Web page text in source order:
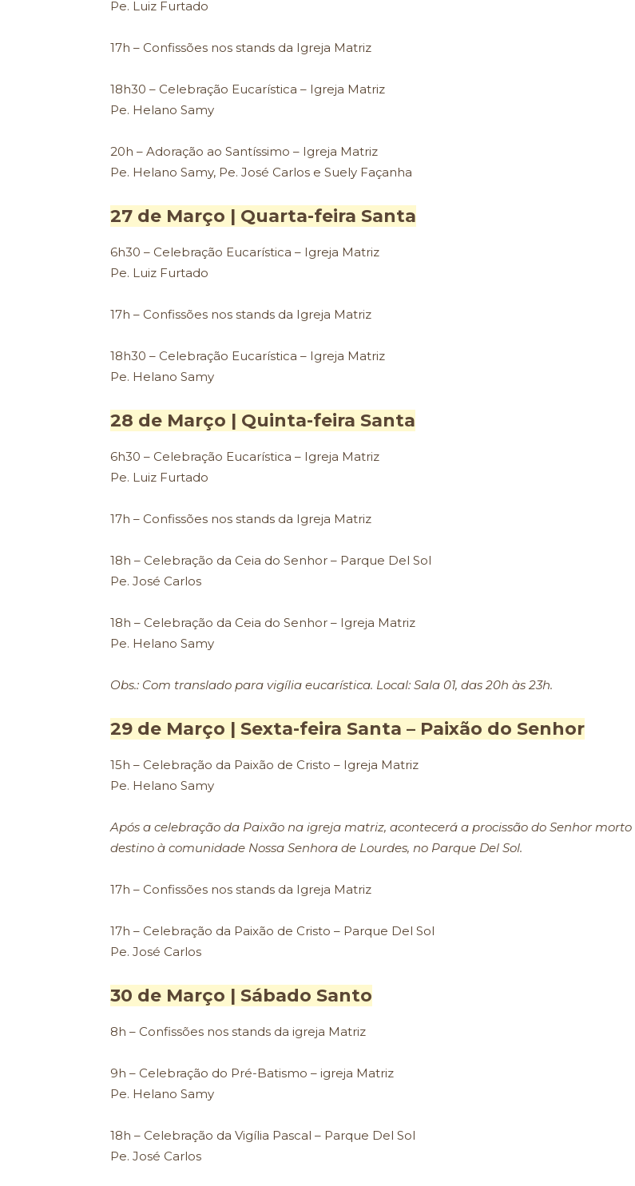
Pe. Luiz Furtado
17h – Confissões nos stands da Igreja Matriz
18h30 – Celebração Eucarística – Igreja Matriz
Pe. Helano Samy
20h – Adoração ao Santíssimo – Igreja Matriz
Pe. Helano Samy, Pe. José Carlos e Suely Façanha
27 de Março | Quarta-feira Santa
6h30 – Celebração Eucarística – Igreja Matriz
Pe. Luiz Furtado
17h – Confissões nos stands da Igreja Matriz
18h30 – Celebração Eucarística – Igreja Matriz
Pe. Helano Samy
28 de Março | Quinta-feira Santa
6h30 – Celebração Eucarística – Igreja Matriz
Pe. Luiz Furtado
17h – Confissões nos stands da Igreja Matriz
18h – Celebração da Ceia do Senhor – Parque Del Sol
Pe. José Carlos
18h – Celebração da Ceia do Senhor – Igreja Matriz
Pe. Helano Samy
Obs.: Com translado para vigília eucarística. Local: Sala 01, das 20h às 23h.
29 de Março | Sexta-feira Santa – Paixão do Senhor
15h – Celebração da Paixão de Cristo – Igreja Matriz
Pe. Helano Samy
Após a celebração da Paixão na igreja matriz, acontecerá a procissão do Senhor morto
destino à comunidade Nossa Senhora de Lourdes, no Parque Del Sol.
17h – Confissões nos stands da Igreja Matriz
17h – Celebração da Paixão de Cristo – Parque Del Sol
Pe. José Carlos
30 de Março | Sábado Santo
8h – Confissões nos stands da igreja Matriz
9h – Celebração do Pré-Batismo – igreja Matriz
Pe. Helano Samy
18h – Celebração da Vigília Pascal – Parque Del Sol
Pe. José Carlos